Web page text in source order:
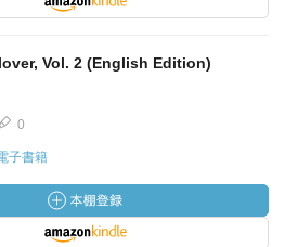
Vol. 2 (English Edition)
0
子書籍